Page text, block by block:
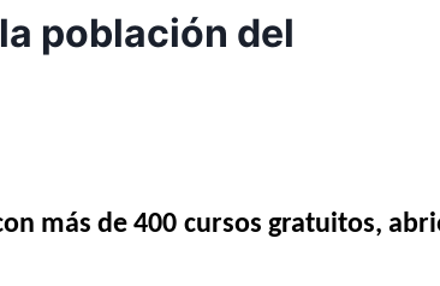
población del
más de 400 cursos gratuitos,